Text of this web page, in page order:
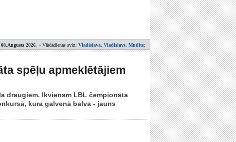
2026. » Vārdadienas svin: Vladislava, Vladislavs, Mudīte;
spēļu apmeklētājiem
draugiem. Ikvienam LBL čempionāta
kura galvenā balva - jauns